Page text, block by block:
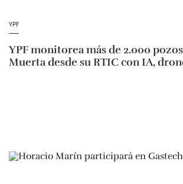
YPF
YPF monitorea más de 2.000 pozos
Muerta desde su RTIC con IA,